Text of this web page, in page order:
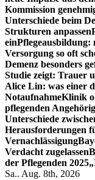
Kommission
Unterschiede beim
Strukturen anpassen
einPflegeausbildung:
Versorgung so oft
Demenz besonders
Studie zeigt: Trauer
Alice Lin: was einer
NotaufnahmeKlinik
pflegenden
Unterschiede
Herausforderungen
Vernachlässigung
Verdacht zugelassen
der Pflegenden 2025
Sa.. Aug. 8th, 2026